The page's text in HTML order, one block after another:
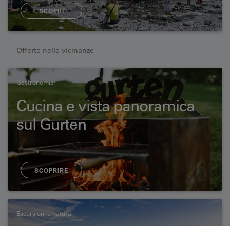
SCOPRI
Offerte nelle vicinanze
Gastronomia
Cucina e vista panoramica
sul Gurten
SCOPRIRE
Escursioni e natura